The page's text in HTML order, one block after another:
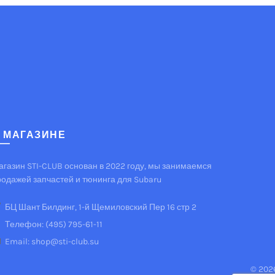
МАГАЗИНЕ
STI-CLUB основан в 2022 году, мы занимаемся
запчастей и тюнинга для Subaru
БЦ Шант Билдинг, 1-й Щемиловский Пер 16 стр 2
Телефон: (495) 795-61-11
Email: shop@sti-club.su
©